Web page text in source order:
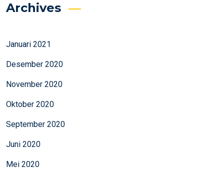
Archives
Januari 2021
Desember 2020
November 2020
Oktober 2020
September 2020
Juni 2020
Mei 2020